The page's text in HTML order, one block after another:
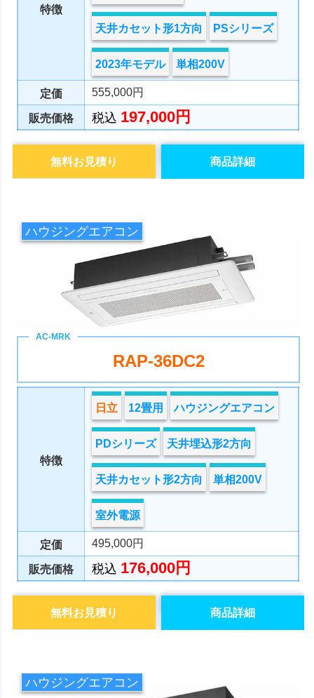
特徴
天井カセット形1方向 PSシリーズ
2023年モデル 単相200V
定価 555,000円
販売価格 税込 197,000円
商品詳細
無料お見積り
ハウジングエアコン
RAP-36DC2
特徴
日立 12畳用 ハウジングエアコン
PDシリーズ 天井埋込形2方向
天井カセット形2方向 単相200V
室外電源
定価 495,000円
販売価格 税込 176,000円
商品詳細
無料お見積り
ハウジングエアコン